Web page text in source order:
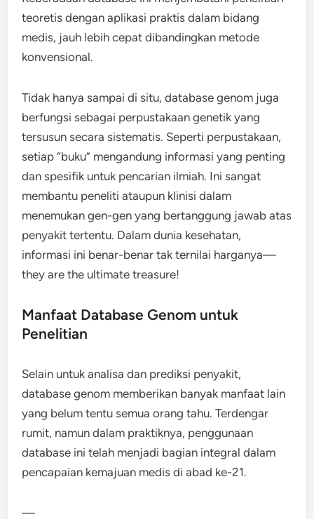
teoretis dengan aplikasi praktis dalam bidang
medis, jauh lebih cepat dibandingkan metode
konvensional.
Tidak hanya sampai di situ, database genom juga
berfungsi sebagai perpustakaan genetik yang
tersusun secara sistematis. Seperti perpustakaan,
setiap “buku” mengandung informasi yang penting
dan spesifik untuk pencarian ilmiah. Ini sangat
membantu peneliti ataupun klinisi dalam
menemukan gen-gen yang bertanggung jawab atas
penyakit tertentu. Dalam dunia kesehatan,
informasi ini benar-benar tak ternilai harganya—
they are the ultimate treasure!
Manfaat Database Genom untuk
Penelitian
Selain untuk analisa dan prediksi penyakit,
database genom memberikan banyak manfaat lain
yang belum tentu semua orang tahu. Terdengar
rumit, namun dalam praktiknya, penggunaan
database ini telah menjadi bagian integral dalam
pencapaian kemajuan medis di abad ke-21.
—